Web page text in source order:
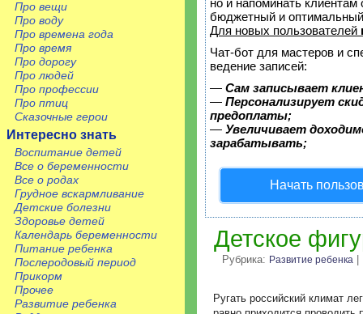
Про вещи
Про воду
Про времена года
Про время
Про дорогу
Про людей
Про профессии
Про птиц
Сказочные герои
Интересно знать
Воспитание детей
Все о беременности
Все о родах
Грудное вскармливание
Детские болезни
Здоровье детей
Календарь беременности
Питание ребенка
Послеродовый период
Прикорм
Прочее
Развитие ребенка
но и напоминать
бюджетный и
Для новых пользователей
Чат-бот для мастеров и
ведение записей:
— Сам записывает
— Персонализирует
предоплаты;
— Увеличивает
зарабатывать;
Начать
Детское
Рубрика: Развитие ребенка
Ругать российский климат